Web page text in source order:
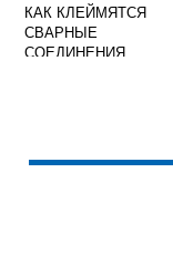
КАК КЛЕЙМЯТСЯ
СВАРНЫЕ
СОЕДИНЕНИЯ